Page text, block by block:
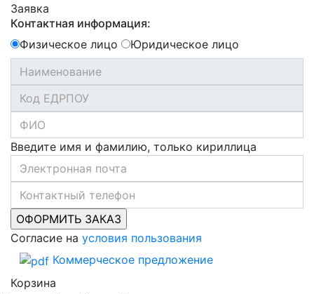
Заявка
Контактная информация:
Физическое лицо
Юридическое лицо
Введите имя и фамилию, только кириллица
Согласие на условия пользования
Коммерческое предложение
Корзина